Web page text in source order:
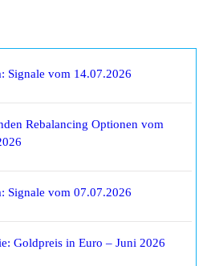
Signale vom 14.07.2026
Rebalancing Optionen vom
Signale vom 07.07.2026
Goldpreis in Euro – Juni 2026